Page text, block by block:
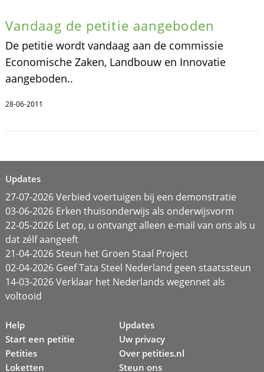
Vandaag de petitie aangeboden
De petitie wordt vandaag aan de commissie
Economische Zaken, Landbouw en Innovatie
aangeboden..
28-06-2011
Updates
27-07-2026 Verbied voertuigen bij een demonstratie
03-06-2026 Erken thuisonderwijs als onderwijsvorm
22-05-2026 Let op, u ontvangt alleen e-mail van ons als u
dat zélf aangeeft
21-04-2026 Steun het Groen Staal Project
02-04-2026 Geef Tata Steel Nederland geen staatssteun
14-03-2026 Verklaar het Nederlands wegennet als
voltooid
Help
Start een petitie
Petities
Loketten
Updates
Uw privacy
Over petities.nl
Steun ons